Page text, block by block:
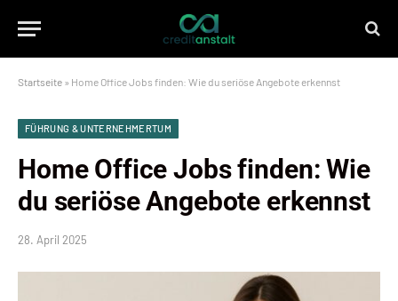
Startseite » Home Office Jobs finden: Wie du seriöse Angebote erkennst
FÜHRUNG & UNTERNEHMERTUM
Home Office Jobs finden: Wie
du seriöse Angebote erkennst
28. April 2025